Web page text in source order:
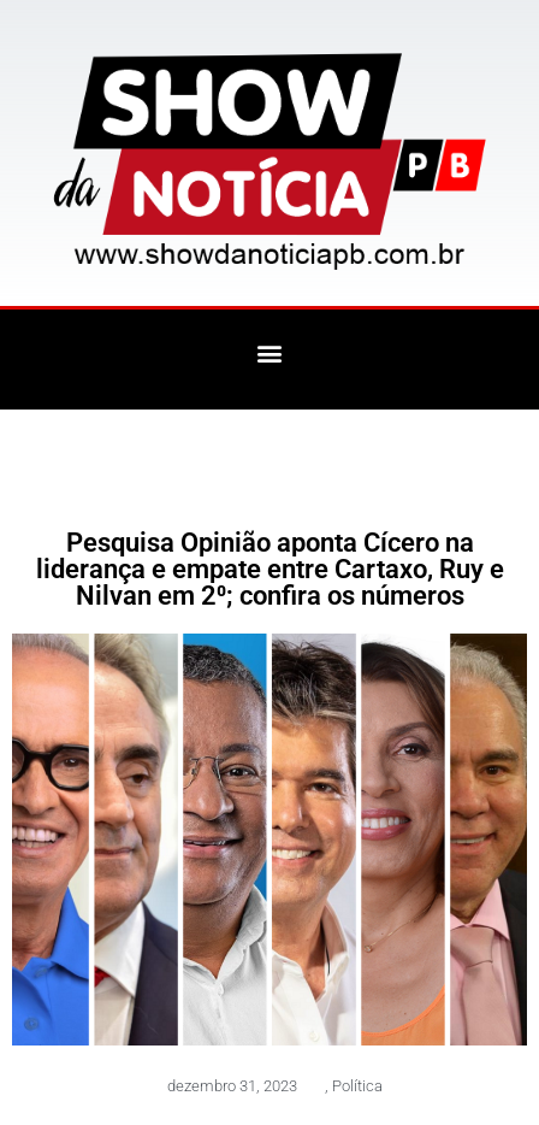
Pesquisa Opinião aponta Cícero na
liderança e empate entre Cartaxo, Ruy e
Nilvan em 2⁰; confira os números
dezembro 31, 2023 , Política